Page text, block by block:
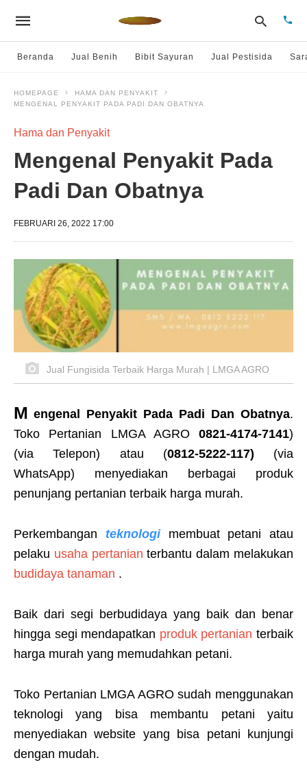
Beranda Jual Benih Bibit Sayuran Jual Pestisida
HOMEPAGE
HAMA DAN PENYAKIT
MENGENAL PENYAKIT PADA PADI DAN OBATNYA
Hama dan Penyakit
Mengenal Penyakit Pada
Padi Dan Obatnya
FEBRUARI 26, 2022 17:00
Jual Fungisida Terbaik Harga Murah | LMGA AGRO
M engenal Penyakit Pada Padi Dan Obatnya.
Toko Pertanian LMGA AGRO 0821-4174-7141)
(via Telepon) atau (0812-5222-117) (via
WhatsApp) menyediakan berbagai produk
penunjang pertanian terbaik harga murah.
Perkembangan teknologimembuat petani atau
pelaku usaha pertanian terbantu dalam melakukan
budidaya tanaman .
Baik dari segi berbudidaya yang baik dan benar
hingga segi mendapatkan produk pertanian terbaik
harga murah yang memudahkan petani.
Toko Pertanian LMGA AGRO sudah menggunakan
teknologi yang bisa membantu petani yaitu
menyediakan website yang bisa petani kunjungi
dengan mudah.